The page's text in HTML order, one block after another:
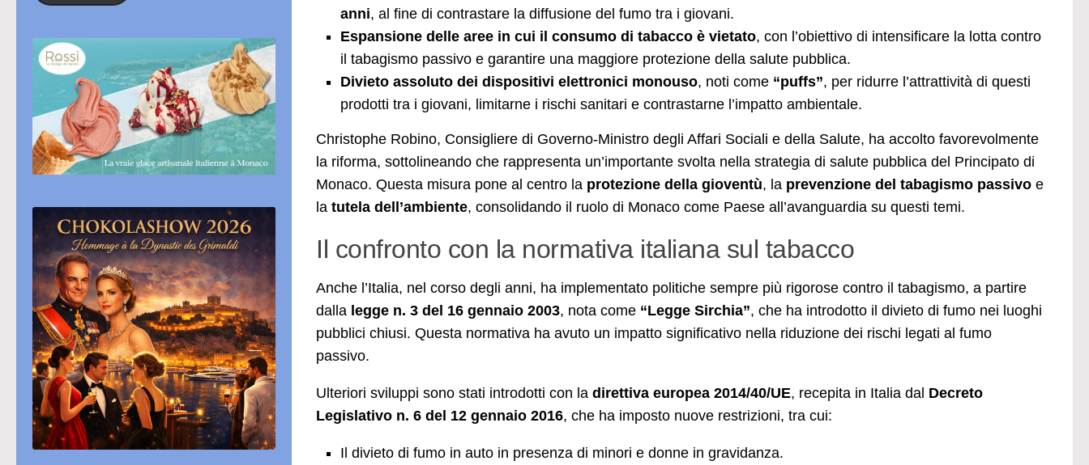
anni, al fine di contrastare la diffusione del fumo tra i giovani.
Espansione delle aree in cui il consumo di tabacco è vietato, con l’obiettivo di intensificare la lotta contro
il tabagismo passivo e garantire una maggiore protezione della salute pubblica.
Divieto assoluto dei dispositivi elettronici monouso, noti come “puffs”, per ridurre l’attrattività di questi
prodotti tra i giovani, limitarne i rischi sanitari e contrastarne l’impatto ambientale.
Christophe Robino, Consigliere di Governo-Ministro degli Affari Sociali e della Salute, ha accolto favorevolmente
la riforma, sottolineando che rappresenta un’importante svolta nella strategia di salute pubblica del Principato di
Monaco. Questa misura pone al centro la protezione della gioventù, la prevenzione del tabagismo passivo e
la tutela dell’ambiente, consolidando il ruolo di Monaco come Paese all’avanguardia su questi temi.
Il confronto con la normativa italiana sul tabacco
Anche l’Italia, nel corso degli anni, ha implementato politiche sempre più rigorose contro il tabagismo, a partire
dalla legge n. 3 del 16 gennaio 2003, nota come “Legge Sirchia”, che ha introdotto il divieto di fumo nei luoghi
pubblici chiusi. Questa normativa ha avuto un impatto significativo nella riduzione dei rischi legati al fumo
passivo.
Ulteriori sviluppi sono stati introdotti con la direttiva europea 2014/40/UE, recepita in Italia dal Decreto
Legislativo n. 6 del 12 gennaio 2016, che ha imposto nuove restrizioni, tra cui:
Il divieto di fumo in auto in presenza di minori e donne in gravidanza.